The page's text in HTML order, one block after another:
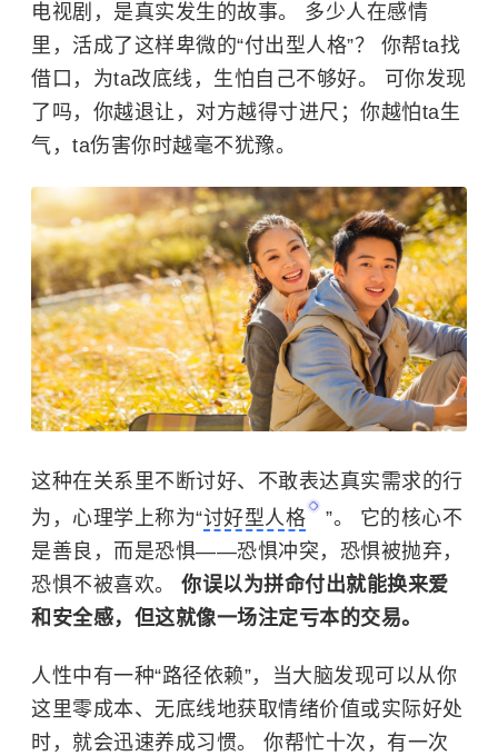
电视剧，是真实发生的故事。 多少人在感情
里，活成了这样卑微的“付出型人格”？ 你帮ta找
借口，为ta改底线，生怕自己不够好。 可你发现
了吗，你越退让，对方越得寸进尺；你越怕ta生
气，ta伤害你时越毫不犹豫。
这种在关系里不断讨好、不敢表达真实需求的行
为，心理学上称为“讨好型人格
”。 它的核心不
是善良，而是恐惧——恐惧冲突，恐惧被抛弃，
恐惧不被喜欢。 你误以为拼命付出就能换来爱
和安全感，但这就像一场注定亏本的交易。
人性中有一种“路径依赖”，当大脑发现可以从你
这里零成本、无底线地获取情绪价值或实际好处
时，就会迅速养成习惯。 你帮忙十次，有一次